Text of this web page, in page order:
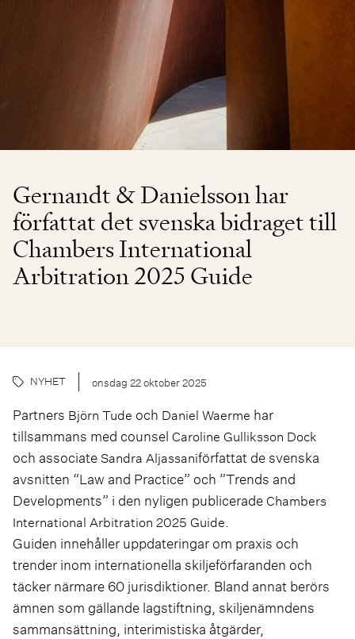
Gernandt & Danielsson har
författat det svenska bidraget till
Chambers International
Arbitration 2025 Guide
NYHET onsdag 22 oktober 2025
Partners Björn Tude och Daniel Waerme har
tillsammans med counsel Caroline Gulliksson Dock
och associate Sandra Aljassaniförfattat de svenska
avsnitten “Law and Practice” och ”Trends and
Developments” i den nyligen publiceradeChambers
International Arbitration 2025 Guide.
Guiden innehåller uppdateringar om praxis och
trender inom internationella skiljeförfaranden och
täcker närmare 60 jurisdiktioner. Bland annat berörs
ämnen som gällande lagstiftning, skiljenämndens
sammansättning, interimistiska åtgärder,